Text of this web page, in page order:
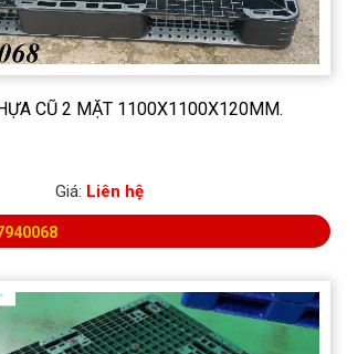
CŨ 2 MẶT 1100X1100X120MM.
Giá: Liên hệ